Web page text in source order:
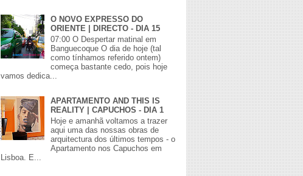
O NOVO EXPRESSO DO
ORIENTE | DIRECTO - DIA 15
07:00 O Despertar matinal em
Banguecoque O dia de hoje (tal
como tínhamos referido ontem)
começa bastante cedo, pois hoje
vamos dedica...
APARTAMENTO AND THIS IS
REALITY | CAPUCHOS - DIA 1
Hoje e amanhã voltamos a trazer
aqui uma das nossas obras de
arquitectura dos últimos tempos - o
Apartamento nos Capuchos em
Lisboa. E...